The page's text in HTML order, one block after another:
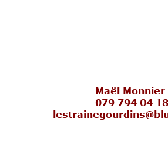
Maël Monnier
079 794 04 18